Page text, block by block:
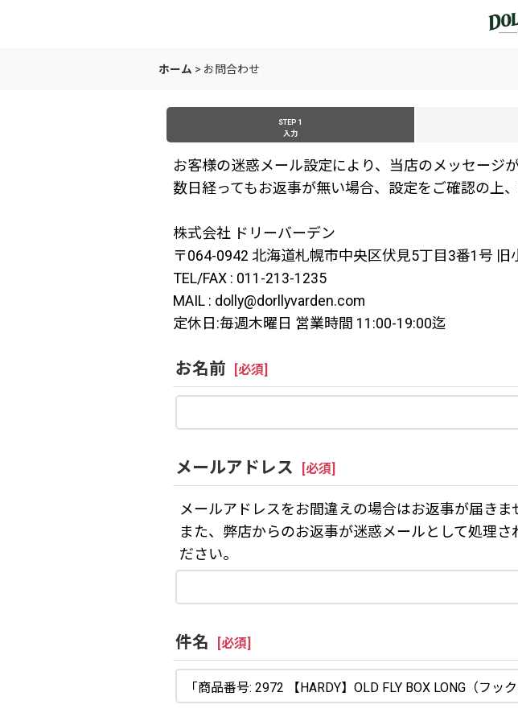
ホーム > お問合わせ
STEP 1
入力
お客様の迷惑メール設定により、当店のメッセージ
数日経ってもお返事が無い場合、設定をご確認の上
株式会社 ドリーバーデン
〒064-0942 北海道札幌市中央区伏見5丁目3番1号 旧
TEL/FAX : 011-213-1235
MAIL : dolly@dorllyvarden.com
定休日:毎週木曜日 営業時間 11:00-19:00迄
お名前 [必須]
メールアドレス [必須]
メールアドレスをお間違えの場合はお返事が届きま
また、弊店からのお返事が迷惑メールとして処理
ださい。
件名 [必須]